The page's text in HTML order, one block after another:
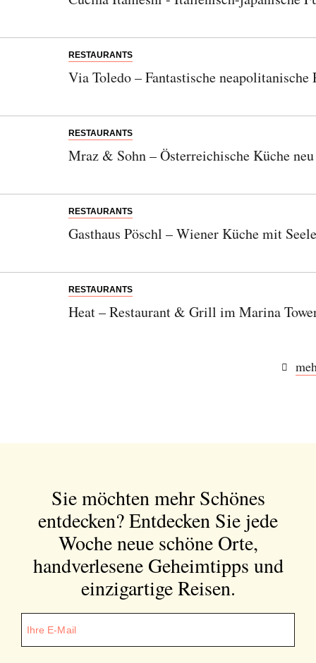
RESTAURANTS
Via Toledo – Fantastische
RESTAURANTS
Mraz & Sohn – Österreichische Küche
RESTAURANTS
Gasthaus Pöschl – Wiener Küche mit
RESTAURANTS
Heat – Restaurant & Grill im Marina
Sie möchten mehr Schönes
entdecken?Entdecken Sie jede
Woche neue schöne Orte,
handverlesene Geheimtipps und
einzigartige Reisen.